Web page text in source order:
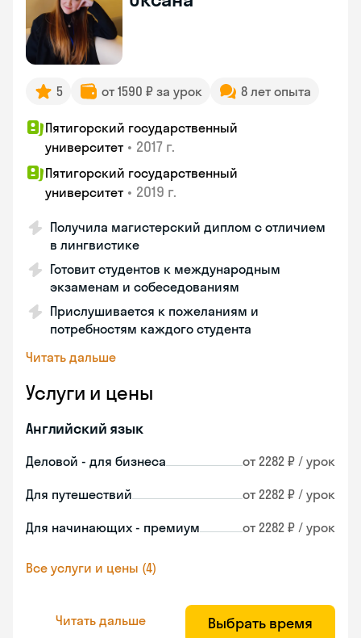
5 от 1590 ₽ за урок 8 лет опыта
Пятигорский государственный
университет • 2017 г.
Пятигорский государственный
университет • 2019 г.
Получила магистерский диплом с отличием
в лингвистике
Готовит студентов к международным
экзаменам и собеседованиям
Прислушивается к пожеланиям и
потребностям каждого студента
Читать дальше
Услуги и цены
Английский язык
Деловой - для бизнеса от 2282 ₽ / урок
Для путешествий от 2282 ₽ / урок
Для начинающих - премиум от 2282 ₽ / урок
Все услуги и цены (4)
Читать дальше Выбрать время